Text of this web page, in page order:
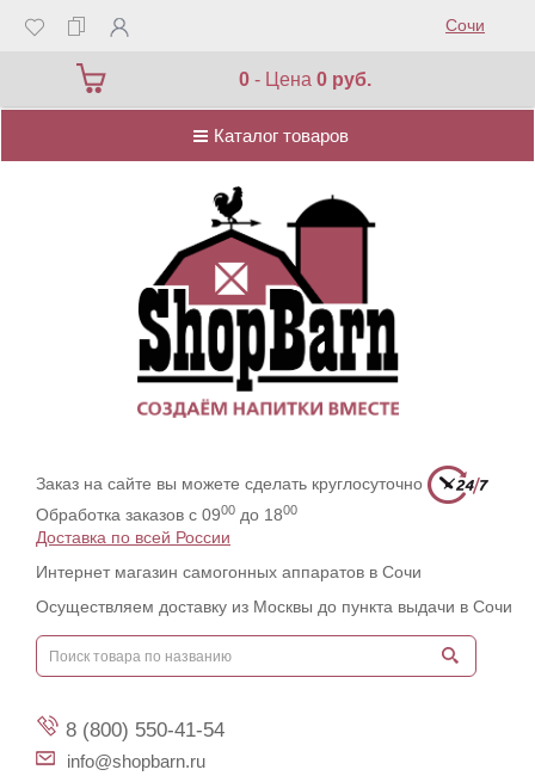
Сочи
0 - Цена0 руб.
Каталог товаров
Каталог товаров
Заказ на сайте вы можете сделать круглосуточно
Обработка заказов с 0900 до 1800
Доставка по всей России
Интернет магазин самогонных аппаратов в Сочи
Осуществляем доставку из Москвы до пункта выдачи в Сочи
8 (800) 550-41-54
info@shopbarn.ru